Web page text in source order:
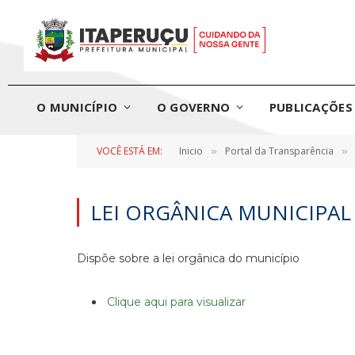
O MUNICÍPIO O GOVERNO
VOCÊ ESTÁ EM: Inicio » Portal da Transparência »
LEI ORGÂNICA MUNICIPAL
Dispõe sobre a lei orgânica do município
Clique aqui para visualizar